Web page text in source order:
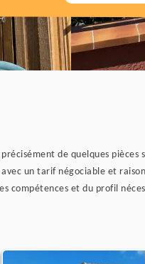
de quelques pièces
un tarif négociable et
et du profil